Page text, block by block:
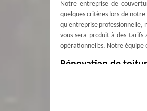
Notre entreprise de
quelques critères lors de
qu'entreprise professionnelle,
vous sera produit à des tarifs
opérationnelles. Notre équipe
Rénovation de